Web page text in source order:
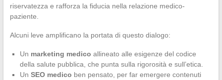
riservatezza e rafforza la fiducia nella relazione medico-
paziente.
Alcuni leve amplificano la portata di questo dialogo:
Un marketing medico allineato alle esigenze del codice
della salute pubblica, che punta sulla rigorosità e sull’etica.
Un SEO medico ben pensato, per far emergere contenuti